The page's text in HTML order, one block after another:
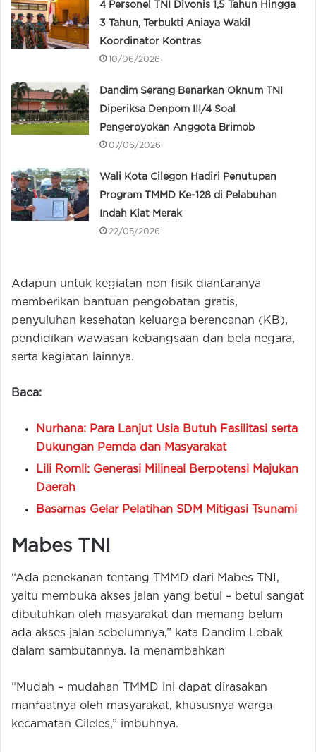
4 Personel TNI Divonis 1,5 Tahun Hingga
3 Tahun, Terbukti Aniaya Wakil
Koordinator Kontras
10/06/2026
Dandim Serang Benarkan Oknum TNI
Diperiksa Denpom III/4 Soal
Pengeroyokan Anggota Brimob
07/06/2026
Wali Kota Cilegon Hadiri Penutupan
Program TMMD Ke-128 di Pelabuhan
Indah Kiat Merak
22/05/2026
Adapun untuk kegiatan non fisik diantaranya
memberikan bantuan pengobatan gratis,
penyuluhan kesehatan keluarga berencanan (KB),
pendidikan wawasan kebangsaan dan bela negara,
serta kegiatan lainnya.
Baca:
Nurhana: Para Lanjut Usia Butuh Fasilitasi serta
Dukungan Pemda dan Masyarakat
Lili Romli: Generasi Milineal Berpotensi Majukan
Daerah
Basarnas Gelar Pelatihan SDM Mitigasi Tsunami
Mabes TNI
“Ada penekanan tentang TMMD dari Mabes TNI,
yaitu membuka akses jalan yang betul – betul sangat
dibutuhkan oleh masyarakat dan memang belum
ada akses jalan sebelumnya,” kata Dandim Lebak
dalam sambutannya. Ia menambahkan
“Mudah – mudahan TMMD ini dapat dirasakan
manfaatnya oleh masyarakat, khususnya warga
kecamatan Cileles,” imbuhnya.